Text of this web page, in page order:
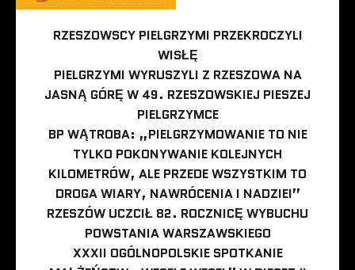
RZESZOWSCY PIELGRZYMI PRZEKROCZYLI
WISŁĘ
PIELGRZYMI WYRUSZYLI Z RZESZOWA NA
JASNĄ GÓRĘ W 49. RZESZOWSKIEJ PIESZEJ
PIELGRZYMCE
BP WĄTROBA: „PIELGRZYMOWANIE TO NIE
TYLKO POKONYWANIE KOLEJNYCH
KILOMETRÓW, ALE PRZEDE WSZYSTKIM TO
DROGA WIARY, NAWRÓCENIA I NADZIEI”
RZESZÓW UCZCIŁ 82. ROCZNICĘ WYBUCHU
POWSTANIA WARSZAWSKIEGO
XXXII OGÓLNOPOLSKIE SPOTKANIE